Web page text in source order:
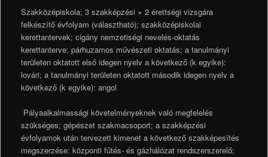
Szakközépiskola; 3 szakképzési + 2 érettségi vizsgára
felkészítő évfolyam (választható); szakközépiskolai
kerettantervek; cigány nemzetiségi nevelés-oktatás
kerettanterve; párhuzamos művészeti oktatás; a tanulmányi
területen oktatott első idegen nyelv a következő (k egyike):
lovári; a tanulmányi területen oktatott második idegen nyelv a
következő (k egyike): angol
Pályaalkalmassági követelményeknek való megfelelés
szükséges; gépészet szakmacsoport; a szakképzési
évfolyamok után tervezett kimenet a következő szakképesítés
megszerzése: központi fűtés- és gázhálózat rendszerszerelő;